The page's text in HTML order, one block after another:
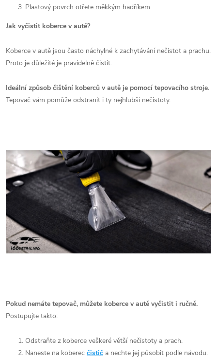
Plastový povrch otřete měkkým hadříkem.
Jak vyčistit koberce v autě?
Koberce v autě jsou často náchylné k zachytávání nečistot a prachu.
Proto je důležité je pravidelně čistit.
Ideální způsob čištění koberců v autě je pomocí tepovacího stroje.
Tepovač vám pomůže odstranit i ty nejhlubší nečistoty.
Pokud nemáte tepovač, můžete koberce v autě vyčistit i ručně.
Postupujte takto:
Odstraňte z koberce veškeré větší nečistoty a prach.
Naneste na koberec čistič a nechte jej působit podle návodu.